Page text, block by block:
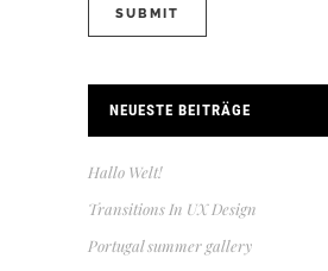
NEUESTE BEITRÄGE
Hallo Welt!
Transitions In UX Design
Portugal summer gallery